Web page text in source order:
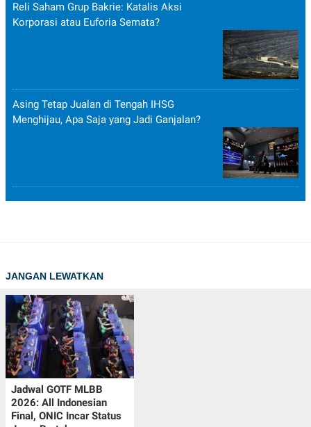
Reli Saham Grup Bakrie: Katalis Aksi
Korporasi atau Euforia Semata?
Asing Tetap Jualan di Tengah IHSG
Menghijau, Apa Saja yang Jadi Ganjalan?
JANGAN LEWATKAN
Jadwal GOTF MLBB
2026: All Indonesian
Final, ONIC Incar Status